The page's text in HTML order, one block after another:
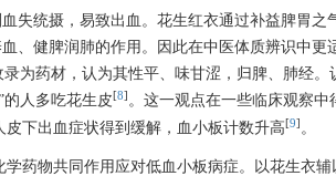
失统摄，易致出血。花生红衣通过补益脾胃之
、健脾润肺的作用。因此在中医体质辨识中更
为药材，认为其性平、味甘涩，归脾、肺经。
人多吃花生皮[8] 。这一观点在一些临床观察中
下出血症状得到缓解，血小板计数升高[9] 。
药物共同作用应对低血小板病症。以花生衣辅